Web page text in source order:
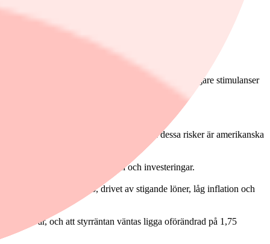
mildra avmattningen. I Kina väntas ytterligare stimulanser
skriver Swedbank.
som potentiellt kan bidra till att dämpa dessa risker är amerikanska
är främst en ökad konsumtion och investeringar.
knappt 3 procent 2026, drivet av stigande löner, låg inflation och
i år, och att styrräntan väntas ligga oförändrad på 1,75